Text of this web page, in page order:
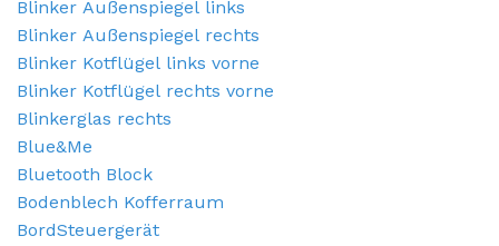
Blinker Außenspiegel links
Blinker Außenspiegel rechts
Blinker Kotflügel links vorne
Blinker Kotflügel rechts vorne
Blinkerglas rechts
Blue&Me
Bluetooth Block
Bodenblech Kofferraum
BordSteuergerät